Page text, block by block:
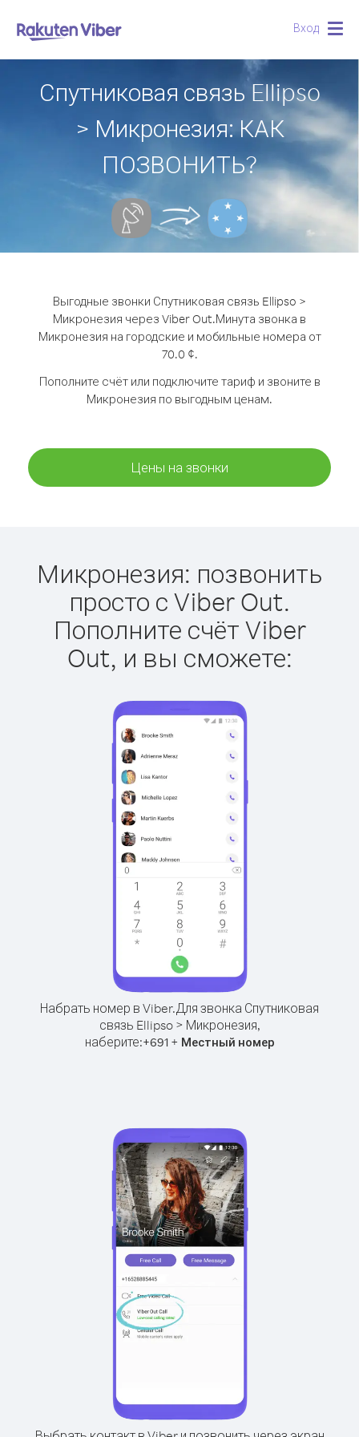
Вход
Спутниковая связь Ellipso
> Микронезия: КАК
ПОЗВОНИТЬ?
Выгодные звонки Спутниковая связь Ellipso >
Микронезия через Viber Out.Минута звонка в
Микронезия на городские и мобильные номера от
70.0 ¢.
Пополните счёт или подключите тариф и звоните в
Микронезия по выгодным ценам.
Цены на звонки
Микронезия: позвонить
просто с Viber Out.
Пополните счёт Viber
Out, и вы сможете:
Набрать номер в Viber.Для звонка Спутниковая
связь Ellipso > Микронезия,
наберите:+691+ Местный номер